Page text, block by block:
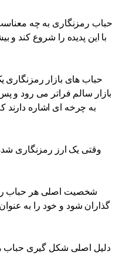
حباب رمزنگاری به چه
با این پدیده را شروع کند و
حباب های بازار
بازار سالم فراتر می رود و
به چرخه ای اشاره
وقتی یک ارز رمزنگاری
شخصیت اصلی هر حباب
گذاران شود و خود را به
دلیل اصلی شکل گیری حباب